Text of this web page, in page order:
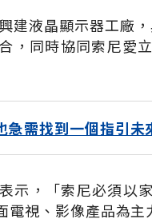
建液晶顯示器工廠
，同時協同索尼愛
需找到一個指引未
示，「索尼必須以
視、影像產品為主